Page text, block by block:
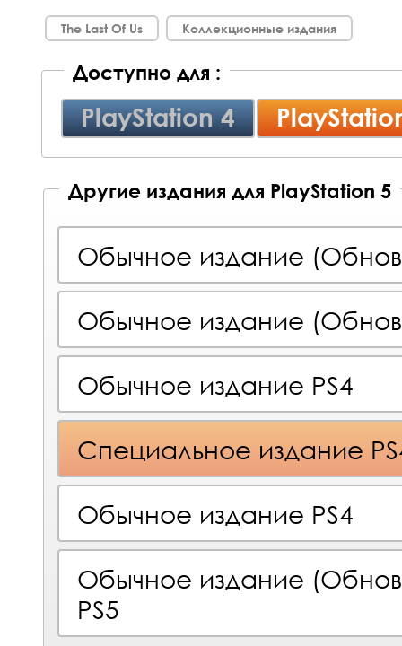
The Last Of Us Коллекционные издания
Доступно для :
PlayStation 4
Другие издания для PlayStation 5
Обычное издание
Обычное издание
Обычное издание PS4
Специальное издание
Обычное издание PS4
Обычное издание
PS5